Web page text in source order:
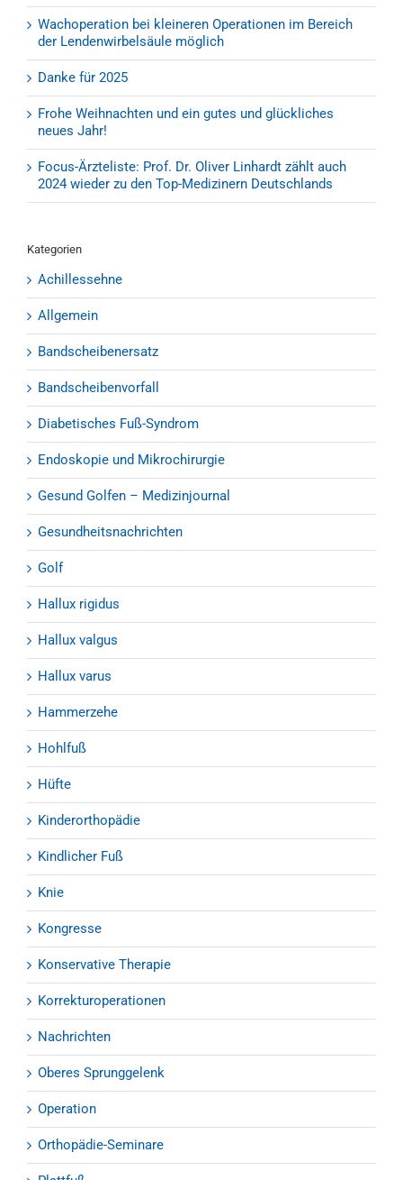
Wachoperation bei kleineren Operationen im Bereich
der Lendenwirbelsäule möglich
Danke für 2025
Frohe Weihnachten und ein gutes und glückliches
neues Jahr!
Focus-Ärzteliste: Prof. Dr. Oliver Linhardt zählt auch
2024 wieder zu den Top-Medizinern Deutschlands
Kategorien
Achillessehne
Allgemein
Bandscheibenersatz
Bandscheibenvorfall
Diabetisches Fuß-Syndrom
Endoskopie und Mikrochirurgie
Gesund Golfen – Medizinjournal
Gesundheitsnachrichten
Golf
Hallux rigidus
Hallux valgus
Hallux varus
Hammerzehe
Hohlfuß
Hüfte
Kinderorthopädie
Kindlicher Fuß
Knie
Kongresse
Konservative Therapie
Korrekturoperationen
Nachrichten
Oberes Sprunggelenk
Operation
Orthopädie-Seminare